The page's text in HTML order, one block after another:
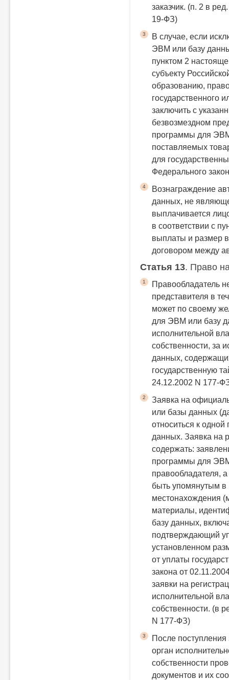
заказчик. (п. 2 в
19-ФЗ)
В случае, если
ЭВМ или базу
пунктом 2
субъекту
образованию,
государственного
заключить с
безвозмездном
программы для
поставляемых
для
Федерального
3
Вознаграждение
данных, не
выплачивается
в соответствии с
выплаты и размер
договором между
4
Статья 13. Право
Правообладатель
представителя в
может по своему
для ЭВМ или базу
исполнительной
собственности, за
данных,
государственную
24.12.2002 N 177-
1
Заявка на
или базы данных
относиться к
данных. Заявка на
содержать:
программы для
правообладателя,
быть упомянутым в
местонахождения
материалы,
базу данных,
подтверждающий
установленном
от уплаты
закона от
заявки на
исполнительной
собственности. (в
N 177-ФЗ)
2
После
орган
собственности
документов и их
3